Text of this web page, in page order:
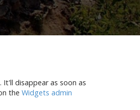
disappear as soon as
the Widgets admin